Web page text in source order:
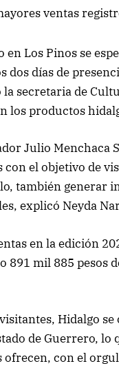
ventas
en Los Pinos se
dos días de
secretaria de
los productos
Julio Menchaca
el objetivo de
también generar
explicó Neyda
en la edición
891 mil 885 pesos
Hidalgo
de Guerrero, lo
con el